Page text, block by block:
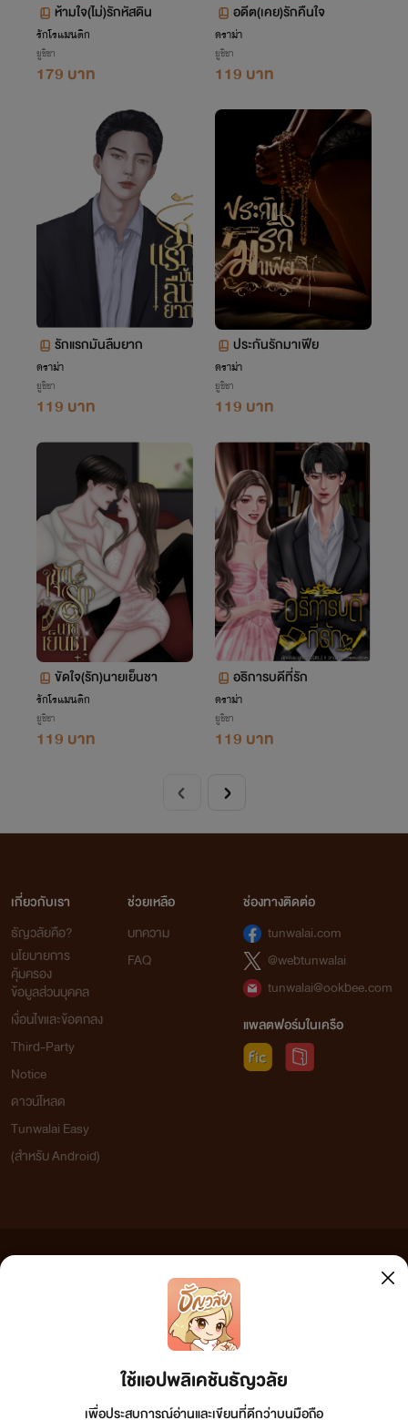
ห้ามใจ(ไม่)รักหัสดิน
รักโรแมนติก
ยูชิชา
179 บาท
อดีต(เคย)รักคืนใจ
ดราม่า
ยูชิชา
119 บาท
รักแรกมันลืมยาก
ดราม่า
ยูชิชา
119 บาท
ประกันรักมาเฟีย
ดราม่า
ยูชิชา
119 บาท
ขัดใจ(รัก)นายเย็นชา
รักโรแมนติก
ยูชิชา
119 บาท
อธิการบดีที่รัก
ดราม่า
ยูชิชา
119 บาท
ใช้แอปพลิเคชันธัญวลัย
เพื่อประสบการณ์อ่านและเขียนที่ดีกว่าบนมือถือ
เกี่ยวกับเรา
ธัญวลัยคือ?
นโยบายการ
คุ้มครอง
ข้อมูลส่วนบุคคล
เงื่อนไขและข้อตกลง
Third-Party
Notice
ดาวน์โหลด
Tunwalai Easy
(สำหรับ Android)
ช่วยเหลือ
บทความ
FAQ
ช่องทางติดต่อ
tunwalai.com
@webtunwalai
tunwalai@ookbee.com
แพลตฟอร์มในเครือ
เว็บไซต์แห่งนี้ไม่ได้เห็นด้วยและไม่ขอรับผิดชอบต่อข้อความใดๆ ทั้งสิ้น ดังนั้นผู้อ่านทุกท่านโปรดใช้
วิจารณญาณในการกลั่นกรองด้วยตนเอง และหากท่านพบข้อความใดๆ ที่ขัดต่อกฎหมายและศีลธรรม
กรุณาแจ้งมาที่ tunwalai@ookbee.com เพื่อทีมงานจะได้ดำเนินการในทันที ทั้งนี้ ทางเว็บไซต์ขอสงวน
ลิขสิทธิ์ตามพระราชบัญญัติลิขสิทธิ์ (ฉบับเพิ่มเติม) พ.ศ.2558